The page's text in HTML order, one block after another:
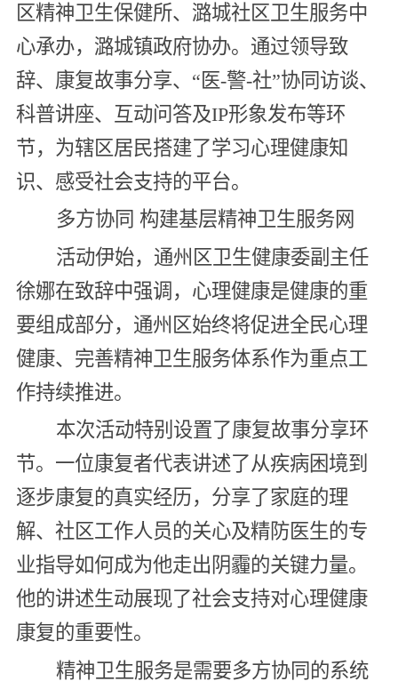
区精神卫生保健所、潞城社区卫生服务中
心承办，潞城镇政府协办。通过领导致
辞、康复故事分享、“医-警-社”协同访谈、
科普讲座、互动问答及IP形象发布等环
节，为辖区居民搭建了学习心理健康知
识、感受社会支持的平台。
多方协同 构建基层精神卫生服务网
活动伊始，通州区卫生健康委副主任
徐娜在致辞中强调，心理健康是健康的重
要组成部分，通州区始终将促进全民心理
健康、完善精神卫生服务体系作为重点工
作持续推进。
本次活动特别设置了康复故事分享环
节。一位康复者代表讲述了从疾病困境到
逐步康复的真实经历，分享了家庭的理
解、社区工作人员的关心及精防医生的专
业指导如何成为他走出阴霾的关键力量。
他的讲述生动展现了社会支持对心理健康
康复的重要性。
精神卫生服务是需要多方协同的系统